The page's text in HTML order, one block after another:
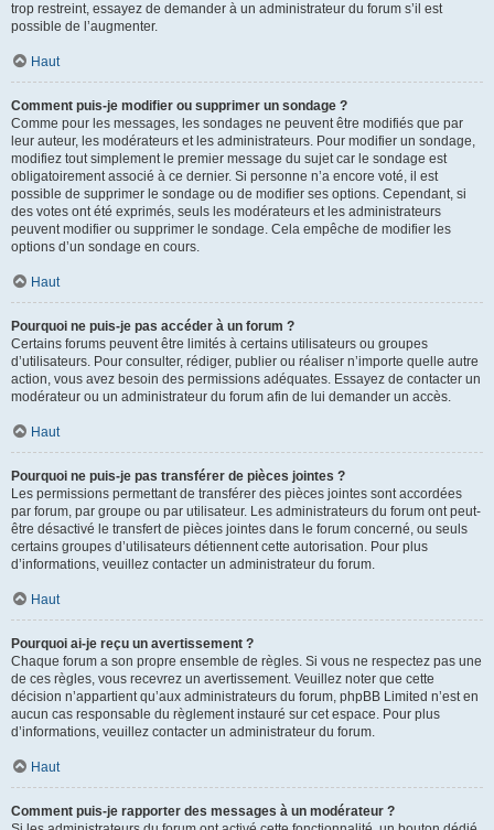
trop restreint, essayez de demander à un administrateur du forum s’il est
possible de l’augmenter.
Haut
Comment puis-je modifier ou supprimer un sondage ?
Comme pour les messages, les sondages ne peuvent être modifiés que par
leur auteur, les modérateurs et les administrateurs. Pour modifier un sondage,
modifiez tout simplement le premier message du sujet car le sondage est
obligatoirement associé à ce dernier. Si personne n’a encore voté, il est
possible de supprimer le sondage ou de modifier ses options. Cependant, si
des votes ont été exprimés, seuls les modérateurs et les administrateurs
peuvent modifier ou supprimer le sondage. Cela empêche de modifier les
options d’un sondage en cours.
Haut
Pourquoi ne puis-je pas accéder à un forum ?
Certains forums peuvent être limités à certains utilisateurs ou groupes
d’utilisateurs. Pour consulter, rédiger, publier ou réaliser n’importe quelle autre
action, vous avez besoin des permissions adéquates. Essayez de contacter un
modérateur ou un administrateur du forum afin de lui demander un accès.
Haut
Pourquoi ne puis-je pas transférer de pièces jointes ?
Les permissions permettant de transférer des pièces jointes sont accordées
par forum, par groupe ou par utilisateur. Les administrateurs du forum ont peut-
être désactivé le transfert de pièces jointes dans le forum concerné, ou seuls
certains groupes d’utilisateurs détiennent cette autorisation. Pour plus
d’informations, veuillez contacter un administrateur du forum.
Haut
Pourquoi ai-je reçu un avertissement ?
Chaque forum a son propre ensemble de règles. Si vous ne respectez pas une
de ces règles, vous recevrez un avertissement. Veuillez noter que cette
décision n’appartient qu’aux administrateurs du forum, phpBB Limited n’est en
aucun cas responsable du règlement instauré sur cet espace. Pour plus
d’informations, veuillez contacter un administrateur du forum.
Haut
Comment puis-je rapporter des messages à un modérateur ?